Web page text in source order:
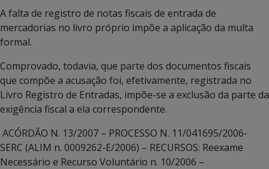
A falta de registro de notas fiscais de entrada de
mercadorias no livro próprio impõe a aplicação da multa
formal.
Comprovado, todavia, que parte dos documentos fiscais
que compõe a acusação foi, efetivamente, registrada no
Livro Registro de Entradas, impõe-se a exclusão da parte da
exigência fiscal a ela correspondente.
ACÓRDÃO N. 13/2007 – PROCESSO N. 11/041695/2006-
SERC (ALIM n. 0009262-E/2006) – RECURSOS: Reexame
Necessário e Recurso Voluntário n. 10/2006 –